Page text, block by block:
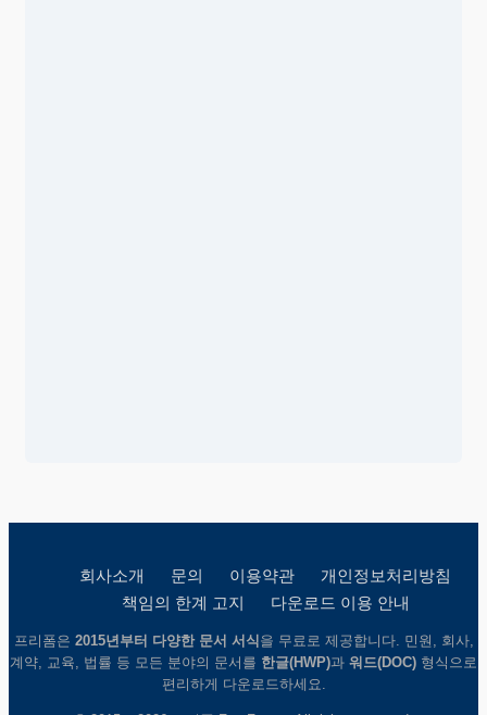
회사소개 문의 이용약관
개인정보처리방침
책임의 한계 고지
다운로드 이용 안내
프리폼은 2015년부터 다양한 문서 서식을 무료로 제공합니다. 민원, 회사,
계약, 교육, 법률 등 모든 분야의 문서를 한글(HWP)과 워드(DOC) 형식으로
편리하게 다운로드하세요.